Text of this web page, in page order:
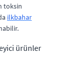
toksin
ilkbahar
ürünler